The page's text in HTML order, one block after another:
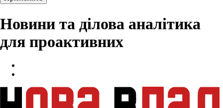
Новини та ділова аналітика
для проактивних